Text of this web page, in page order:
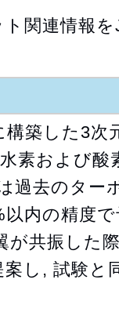
ト関連情報
築した3次
素および酸
過去のター
内の精度
共振した
し, 試験と